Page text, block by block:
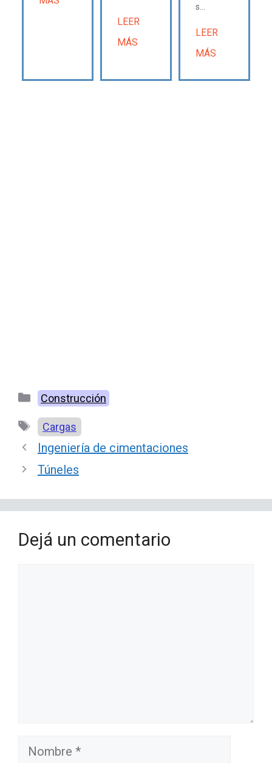
LEER
MÁS
s...
LEER
MÁS
Categorías
Construcción
Etiquetas
Cargas
Ingeniería de cimentaciones
Túneles
Dejá un comentario
Nombre